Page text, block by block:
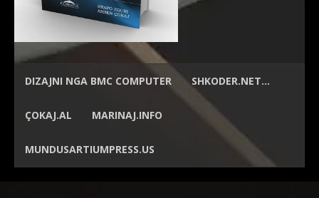
DIZAJNI NGA BMC COMPUTER SHKODER.NET…
ÇOKAJ.AL MARINAJ.INFO
MUNDUSARTIUMPRESS.US